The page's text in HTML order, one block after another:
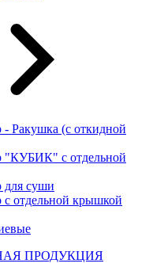
- Ракушка (с откидной
"КУБИК" с отдельной
для суши
с отдельной крышкой
ПРОДУКЦИЯ